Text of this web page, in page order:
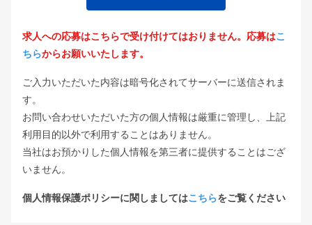
求人への応募はこちらで受け付けてはおりません。応募はこ
ちらからお願いいたします。
ご入力いただいた内容は暗号化されてサーバーに送信されま
す。
お問い合わせいただいた方の個人情報は厳重に管理し、上記
利用目的以外で利用することはありません。
当社はお預かりした個人情報を第三者に提供することはござ
いません。
個人情報保護ポリシーに関しましてはこちらをご覧ください